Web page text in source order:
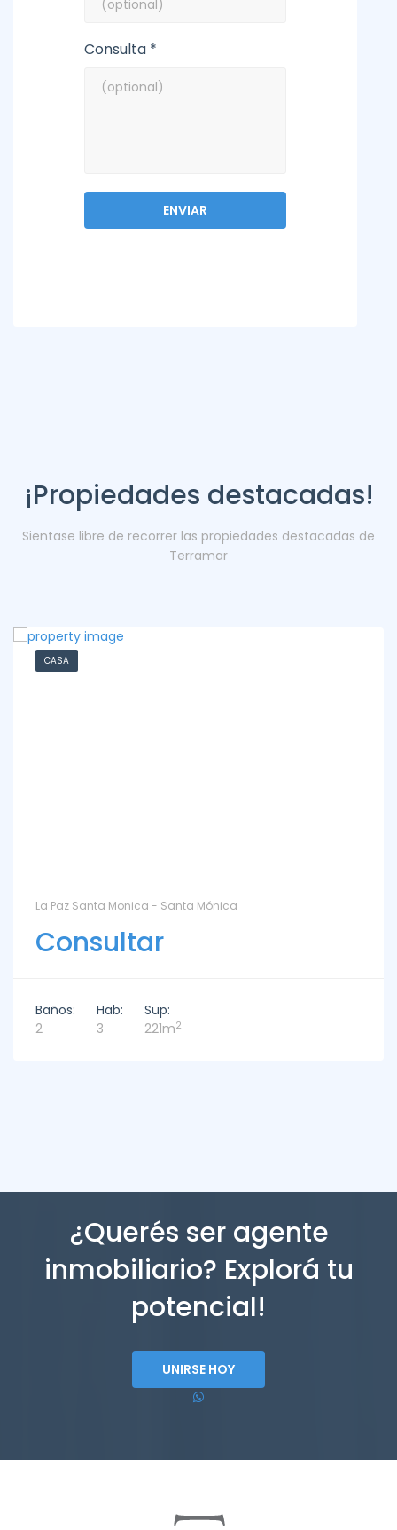
Consulta *
¡Propiedades destacadas!
Sientase libre de recorrer las propiedades destacadas de
Terramar
CASA
La Paz Santa Monica - Santa Mónica
Consultar
Baños:
2
Hab:
3
Sup:
221m2
¿Querés ser agente
inmobiliario? Explorá tu
potencial!
UNIRSE HOY